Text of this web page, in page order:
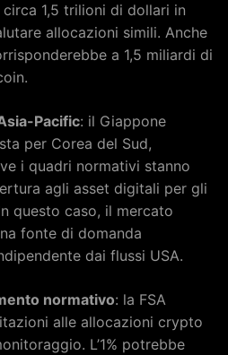
1,5 trilioni di dollari in
allocazioni simili. Anche
a 1,5 miliardi di
Pacific: il Giappone
per Corea del Sud,
i quadri normativi stanno
agli asset digitali per gli
questo caso, il mercato
fonte di domanda
dai flussi USA.
normativo: la FSA
alle allocazioni crypto
L’1% potrebbe